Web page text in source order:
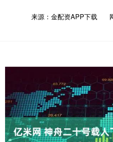
来源：金配资APP下载